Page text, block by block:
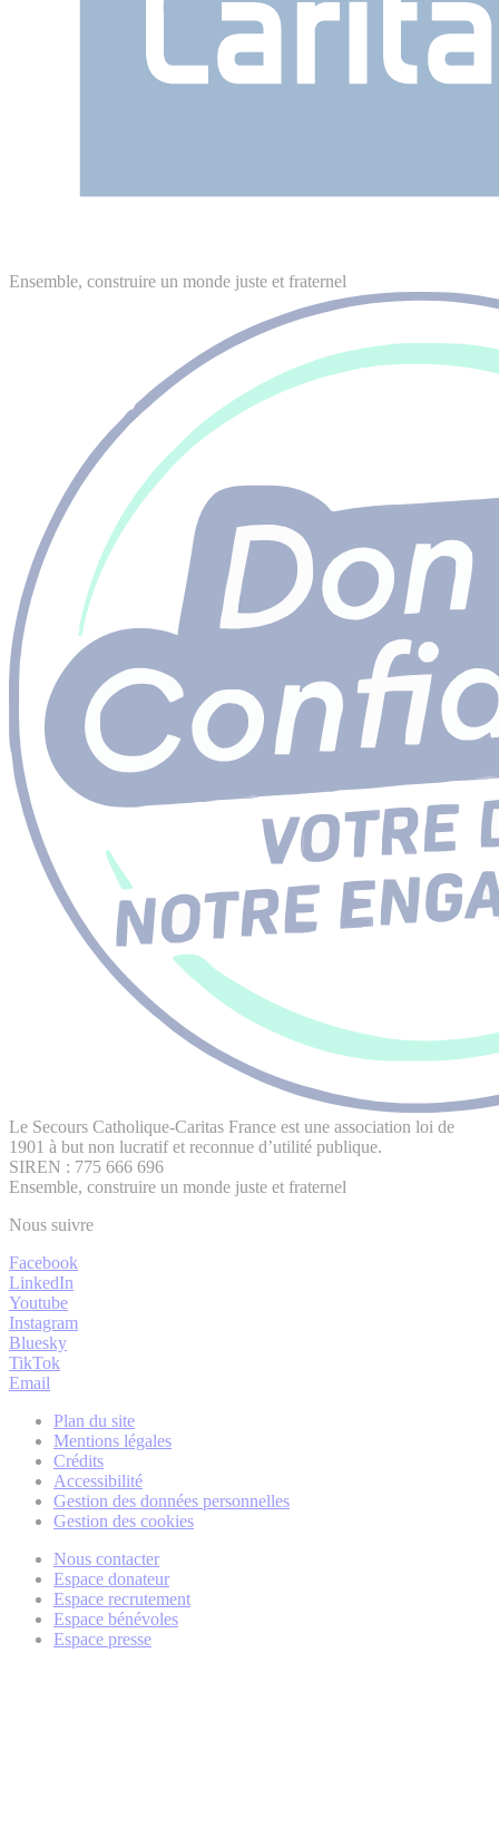
Ensemble, construire un monde juste et fraternel
Le Secours Catholique-Caritas France est une association loi de
1901 à but non lucratif et reconnue d’utilité publique.
SIREN : 775 666 696
Ensemble, construire un monde juste et fraternel
Nous suivre
Facebook
LinkedIn
Youtube
Instagram
Bluesky
TikTok
Email
Plan du site
Mentions légales
Crédits
Accessibilité
Gestion des données personnelles
Gestion des cookies
Nous contacter
Espace donateur
Espace recrutement
Espace bénévoles
Espace presse